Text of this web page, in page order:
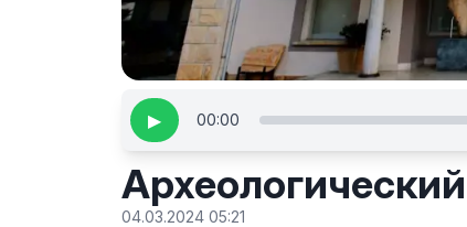
▶ 00:00
04.03.2024 05:21